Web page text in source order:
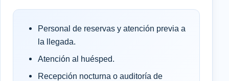
Personal de reservas y atención previa a
la llegada.
Atención al huésped.
Recepción nocturna o auditoría de